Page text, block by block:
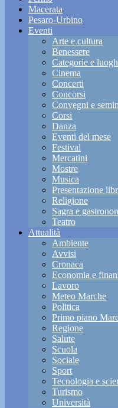
Macerata
Pesaro-Urbino
Eventi
Arte e cultura
Benessere
Categorie e
Cinema
Concerti
Concorsi
Convegni e
Corsi
Danza
Eventi del mese
Festival
Mercatini
Mostre
Musica
Presentazione
Religione
Sagra e
Teatro
Attualità
Ambiente
Avvisi
Cronaca
Economia e
Lavoro
Meteo Marche
Politica
Primo piano
Regione
Salute
Scuola
Sociale
Sport
Tecnologia e
Turismo
Università